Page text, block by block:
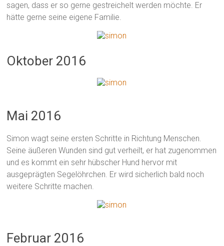
sagen, dass er so gerne gestreichelt werden möchte. Er
hätte gerne seine eigene Familie.
Oktober 2016
Mai 2016
Simon wagt seine ersten Schritte in Richtung Menschen.
Seine äußeren Wunden sind gut verheilt, er hat zugenommen
und es kommt ein sehr hübscher Hund hervor mit
ausgeprägten Segelöhrchen. Er wird sicherlich bald noch
weitere Schritte machen.
Februar 2016